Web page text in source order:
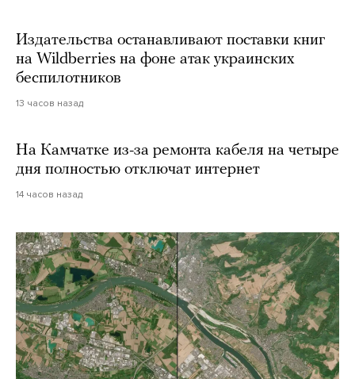
Издательства останавливают поставки книг
на Wildberries на фоне атак украинских
беспилотников
13 часов назад
На Камчатке из-за ремонта кабеля на четыре
дня полностью отключат интернет
14 часов назад